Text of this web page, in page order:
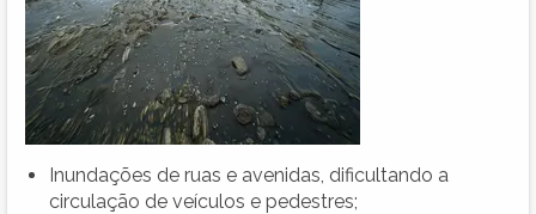
Inundações de ruas e avenidas, dificultando a
circulação de veículos e pedestres;